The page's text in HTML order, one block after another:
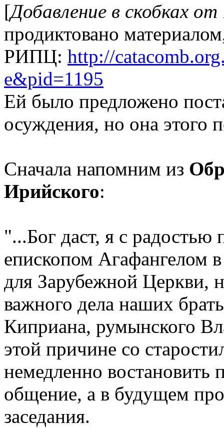
[Добавление в скобках
продиктовано
РИПЦ: http://
e&pid=1195
Ей было предложено
осуждения, но она этого
Сначала напомним из
Ирийского:
"...Бог даст, я с радостью
епископом Агафангелом
для Зарубежной Церкви,
важного дела наших
Киприана, румынского
этой причине со
немедленно востановить
общение, а в будущем
заседания.